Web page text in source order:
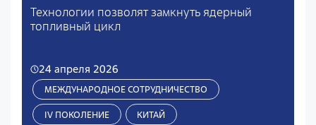
Технологии позволят замкнуть ядерный
топливный цикл
24 апреля 2026
МЕЖДУНАРОДНОЕ СОТРУДНИЧЕСТВО
IV ПОКОЛЕНИЕ КИТАЙ